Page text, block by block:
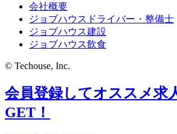
会社概要
ジョブハウスドライバー・整備士
ジョブハウス建設
ジョブハウス飲食
© Techouse, Inc.
会員登録してオススメ求
GET！